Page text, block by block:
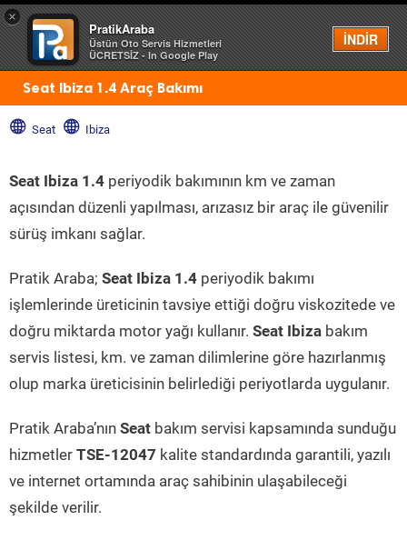
×
PratikAraba
Üstün Oto Servis Hizmetleri
ÜCRETSİZ - In Google Play
İNDİR
Menü
Seat Ibiza 1.4 Araç Bakımı
Seat Ibiza
Seat Ibiza 1.4 periyodik bakımının km ve zaman
açısından düzenli yapılması, arızasız bir araç ile güvenilir
sürüş imkanı sağlar.
Pratik Araba; Seat Ibiza 1.4 periyodik bakımı
işlemlerinde üreticinin tavsiye ettiği doğru viskozitede ve
doğru miktarda motor yağı kullanır. Seat Ibiza bakım
servis listesi, km. ve zaman dilimlerine göre hazırlanmış
olup marka üreticisinin belirlediği periyotlarda uygulanır.
Pratik Araba’nın Seat bakım servisi kapsamında sunduğu
hizmetler TSE-12047 kalite standardında garantili, yazılı
ve internet ortamında araç sahibinin ulaşabileceği
şekilde verilir.